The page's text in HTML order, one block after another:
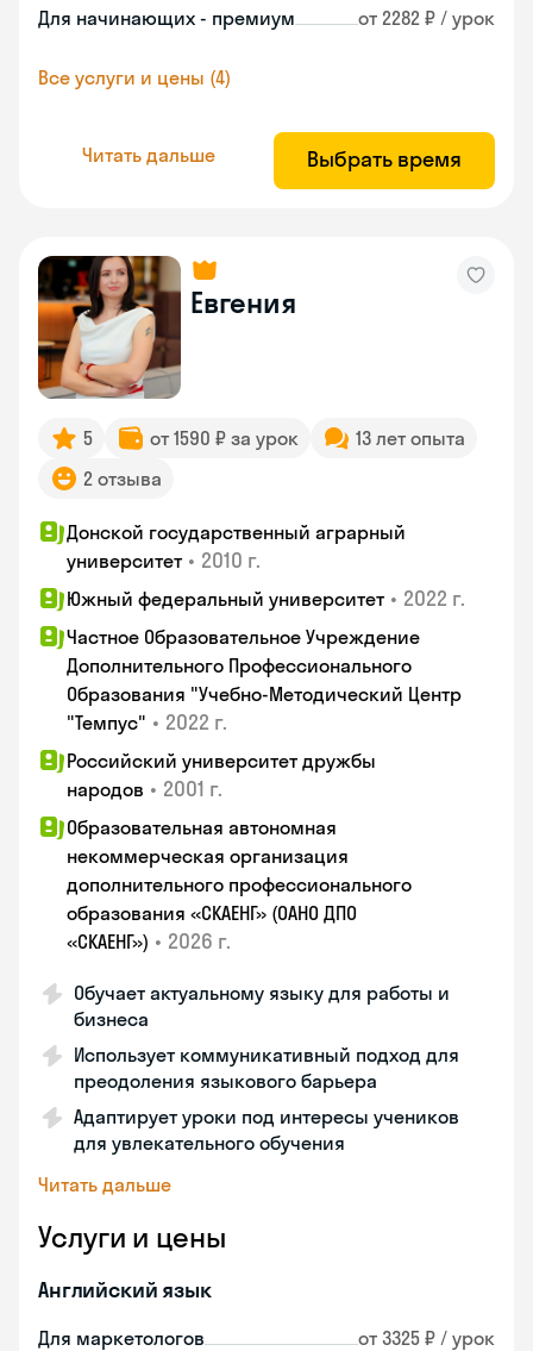
Для начинающих - премиум от 2282 ₽ / урок
Все услуги и цены (4)
Читать дальше Выбрать время
Евгения
5 от 1590 ₽ за урок
13 лет опыта
2 отзыва
Донской государственный аграрный
университет • 2010 г.
Южный федеральный университет • 2022 г.
Частное Образовательное Учреждение
Дополнительного Профессионального
Образования "Учебно-Методический Центр
"Темпус" • 2022 г.
Российский университет дружбы
народов • 2001 г.
Образовательная автономная
некоммерческая организация
дополнительного профессионального
образования «СКАЕНГ» (ОАНО ДПО
«СКАЕНГ») • 2026 г.
Обучает актуальному языку для работы и
бизнеса
Использует коммуникативный подход для
преодоления языкового барьера
Адаптирует уроки под интересы учеников
для увлекательного обучения
Читать дальше
Услуги и цены
Английский язык
Для маркетологов от 3325 ₽ / урок